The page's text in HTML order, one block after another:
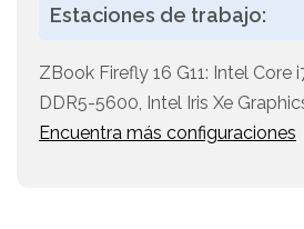
Estaciones de trabajo:
ZBook Firefly 16 G11: Intel Core
DDR5-5600, Intel Iris Xe
Encuentra más configuraciones